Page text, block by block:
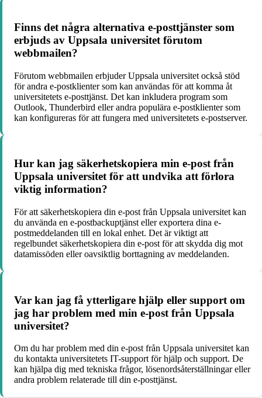
Finns det några alternativa e-posttjänster som
erbjuds av Uppsala universitet förutom
webbmailen?
Förutom webbmailen erbjuder Uppsala universitet också stöd
för andra e-postklienter som kan användas för att komma åt
universitetets e-posttjänst. Det kan inkludera program som
Outlook, Thunderbird eller andra populära e-postklienter som
kan konfigureras för att fungera med universitetets e-postserver.
Hur kan jag säkerhetskopiera min e-post från
Uppsala universitet för att undvika att förlora
viktig information?
För att säkerhetskopiera din e-post från Uppsala universitet kan
du använda en e-postbackuptjänst eller exportera dina e-
postmeddelanden till en lokal enhet. Det är viktigt att
regelbundet säkerhetskopiera din e-post för att skydda dig mot
datamissöden eller oavsiktlig borttagning av meddelanden.
Var kan jag få ytterligare hjälp eller support om
jag har problem med min e-post från Uppsala
universitet?
Om du har problem med din e-post från Uppsala universitet kan
du kontakta universitetets IT-support för hjälp och support. De
kan hjälpa dig med tekniska frågor, lösenordsåterställningar eller
andra problem relaterade till din e-posttjänst.